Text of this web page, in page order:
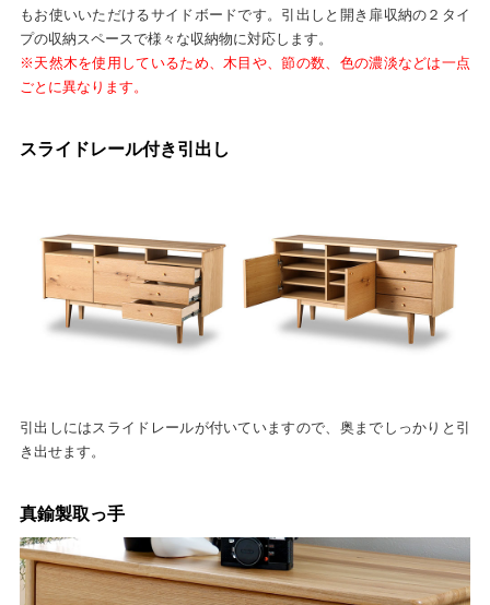
もお使いいただけるサイドボードです。引出しと開き扉収納の２タイ
プの収納スペースで様々な収納物に対応します。
※天然木を使用しているため、木目や、節の数、色の濃淡などは一点
ごとに異なります。
スライドレール付き引出し
引出しにはスライドレールが付いていますので、奥までしっかりと引
き出せます。
真鍮製取っ手